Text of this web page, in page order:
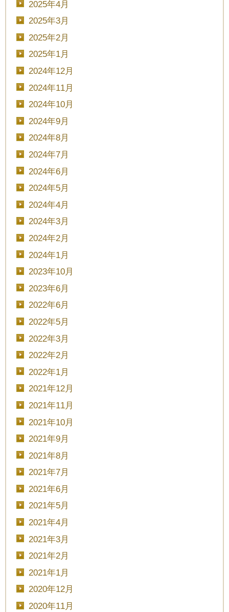
2025年4月
2025年3月
2025年2月
2025年1月
2024年12月
2024年11月
2024年10月
2024年9月
2024年8月
2024年7月
2024年6月
2024年5月
2024年4月
2024年3月
2024年2月
2024年1月
2023年10月
2023年6月
2022年6月
2022年5月
2022年3月
2022年2月
2022年1月
2021年12月
2021年11月
2021年10月
2021年9月
2021年8月
2021年7月
2021年6月
2021年5月
2021年4月
2021年3月
2021年2月
2021年1月
2020年12月
2020年11月
時間を選択してください